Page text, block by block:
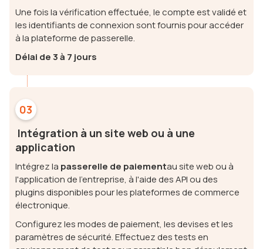
Une fois la vérification effectuée, le compte est validé et
les identifiants de connexion sont fournis pour accéder
à la plateforme de passerelle.
Délai de 3 à 7 jours
03
Intégration à un site web ou à une
application
Intégrez la passerelle de paiementau site web ou à
l'application de l'entreprise, à l'aide des API ou des
plugins disponibles pour les plateformes de commerce
électronique.
Configurez les modes de paiement, les devises et les
paramètres de sécurité. Effectuez des tests en